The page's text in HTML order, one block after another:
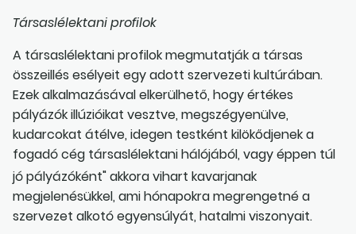
Társaslélektani profilok
A társaslélektani profilok megmutatják a társas
összeillés esélyeit egy adott szervezeti kultúrában.
Ezek alkalmazásával elkerülhető, hogy értékes
pályázók illúzióikat vesztve, megszégyenülve,
kudarcokat átélve, idegen testként kilökődjenek a
fogadó cég társaslélektani hálójából, vagy éppen túl
jó pályázóként" akkora vihart kavarjanak
megjelenésükkel, ami hónapokra megrengetné a
szervezet alkotó egyensúlyát, hatalmi viszonyait.